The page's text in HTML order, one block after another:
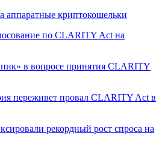
аппаратные криптокошельки
по CLARITY Act на
в вопросе принятия CLARITY
переживет провал CLARITY Act в
рекордный рост спроса на